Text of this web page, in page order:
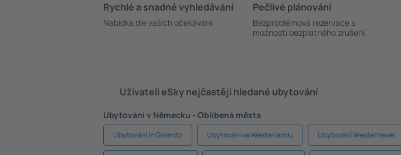
Rychlé a snadné vyhledávání
Nabídka dle vašich očekávání.
Pečlivé plánování
Bezproblémová rezervace s
možností bezplatného zrušení.
Uživateli eSky nejčastěji hledané ubytování
Ubytování v Německu - Oblíbená města
Ubytování in Grömitz Ubytování ve Westerlandu Ubytování Westerhever